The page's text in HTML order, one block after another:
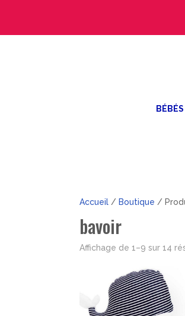
Accueil / Boutique /
bavoir
Affichage de 1–9 sur 14